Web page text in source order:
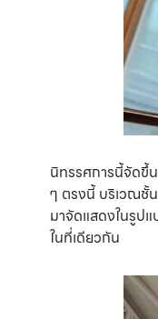
นิทรรศการนี้จัดขึ้
ๆ ตรงนี้ บริเวณชั้
มาจัดแสดงในรูป
ในที่เดียวกัน